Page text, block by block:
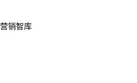
营销智库